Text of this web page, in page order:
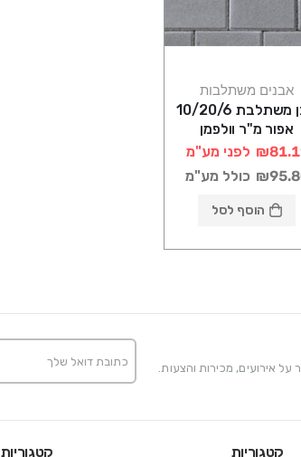
אבנים משתלבות
אבן משתלבת 10/20/6
אפור מ"ר וולפמן
לפני מע"מ
כולל מע"מ
הוסף לסל
אירועים, מכירות והצעות.
קטגוריות קטגוריות